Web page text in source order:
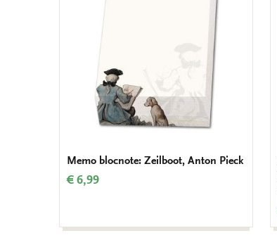
Memo blocnote: Zeilboot, Anton Pieck
€ 6,99